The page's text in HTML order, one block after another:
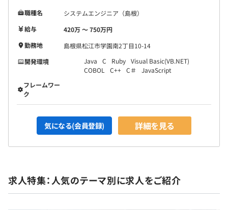
職種名
システムエンジニア（島根）
給与
420万 〜 750万円
勤務地
島根県松江市学園南2丁目10-14
開発環境
Java C Ruby Visual Basic(VB.NET)
COBOL
C++ C＃
JavaScript
フレームワー
ク
気になる(会員登録) 詳細を見る
求人特集：人気のテーマ別に求人をご紹介